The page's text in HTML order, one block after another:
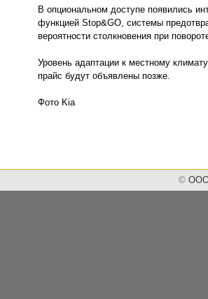
В опциональном доступе появились
функцией Stop&GO, системы
вероятности столкновения при
Уровень адаптации к местному
прайс будут объявлены позже.
Фото Kia
© ООО